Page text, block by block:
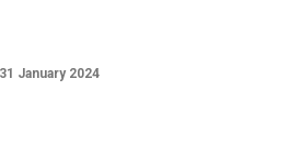
31 January 2024